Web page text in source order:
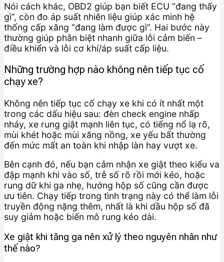
Nói cách khác, OBD2 giúp bạn biết ECU “đang thấy
gì”, còn đo áp suất nhiên liệu giúp xác minh hệ
thống cấp xăng “đang làm được gì”. Hai bước này
thường giúp phân biệt nhanh giữa lỗi cảm biến –
điều khiển và lỗi cơ khí/áp suất cấp liệu.
Những trường hợp nào không nên tiếp tục cố
chạy xe?
Không nên tiếp tục cố chạy xe khi có ít nhất một
trong các dấu hiệu sau: đèn check engine nhấp
nháy, xe rung giật mạnh liên tục, có tiếng nổ lạ rõ,
mùi khét hoặc mùi xăng nồng, xe yếu bất thường
đến mức mất an toàn khi nhập làn hay vượt xe.
Bên cạnh đó, nếu bạn cảm nhận xe giật theo kiểu va
đập mạnh khi vào số, trễ số rõ rồi mới kéo, hoặc
rung dữ khi ga nhẹ, hướng hộp số cũng cần được
ưu tiên. Chạy tiếp trong tình trạng này có thể làm lỗi
truyền động nặng thêm, nhất là khi dầu hộp số đã
suy giảm hoặc biến mô rung kéo dài.
Xe giật khi tăng ga nên xử lý theo nguyên nhân như
thế nào?